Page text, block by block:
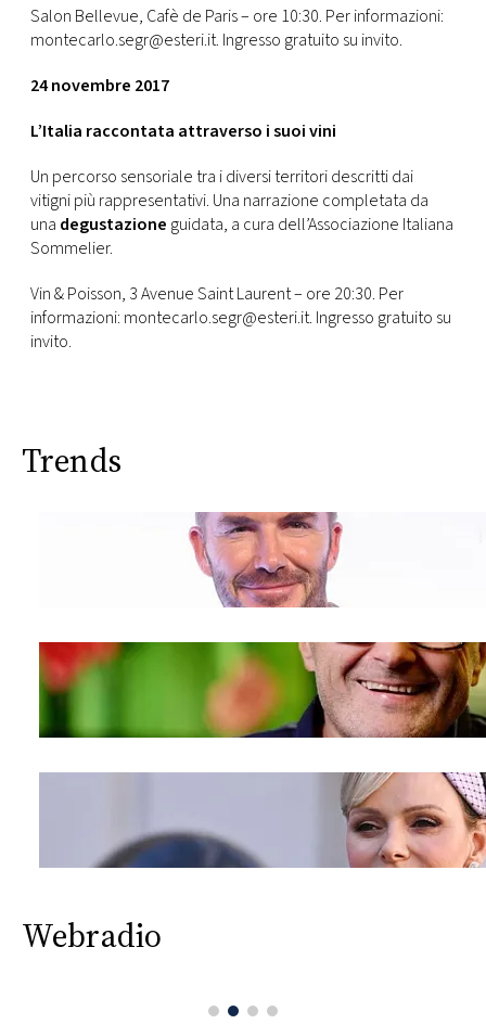
Salon Bellevue, Cafè de Paris – ore 10:30. Per informazioni:
montecarlo.segr@esteri.it. Ingresso gratuito su invito.
24 novembre 2017
L’Italia raccontata attraverso i suoi vini
Un percorso sensoriale tra i diversi territori descritti dai
vitigni più rappresentativi. Una narrazione completata da
una degustazione guidata, a cura dell’Associazione Italiana
Sommelier.
Vin & Poisson, 3 Avenue Saint Laurent – ore 20:30. Per
informazioni: montecarlo.segr@esteri.it. Ingresso gratuito su
invito.
Trends
Webradio